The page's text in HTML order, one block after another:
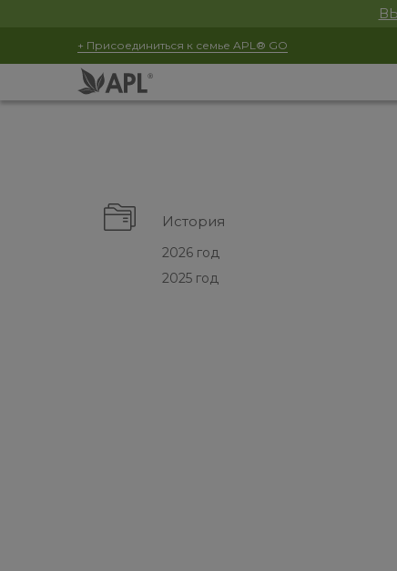
+ Присоединиться к семье APL® GO
История
2026 год
2025 год